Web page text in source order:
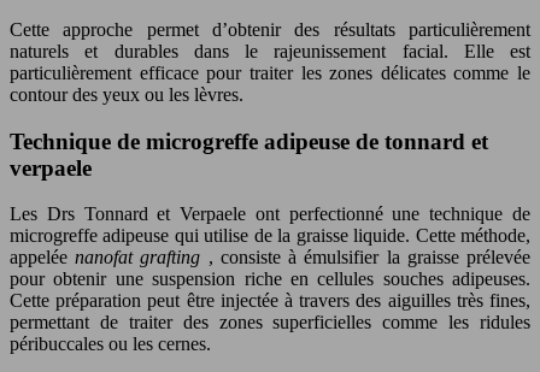
Cette approche permet d’obtenir des résultats particulièrement
naturels et durables dans le rajeunissement facial. Elle est
particulièrement efficace pour traiter les zones délicates comme le
contour des yeux ou les lèvres.
Technique de microgreffe adipeuse de tonnard et
verpaele
Les Drs Tonnard et Verpaele ont perfectionné une technique de
microgreffe adipeuse qui utilise de la graisse liquide. Cette méthode,
appeléenanofat grafting , consiste à émulsifier la graisse prélevée
pour obtenir une suspension riche en cellules souches adipeuses.
Cette préparation peut être injectée à travers des aiguilles très fines,
permettant de traiter des zones superficielles comme les ridules
péribuccales ou les cernes.